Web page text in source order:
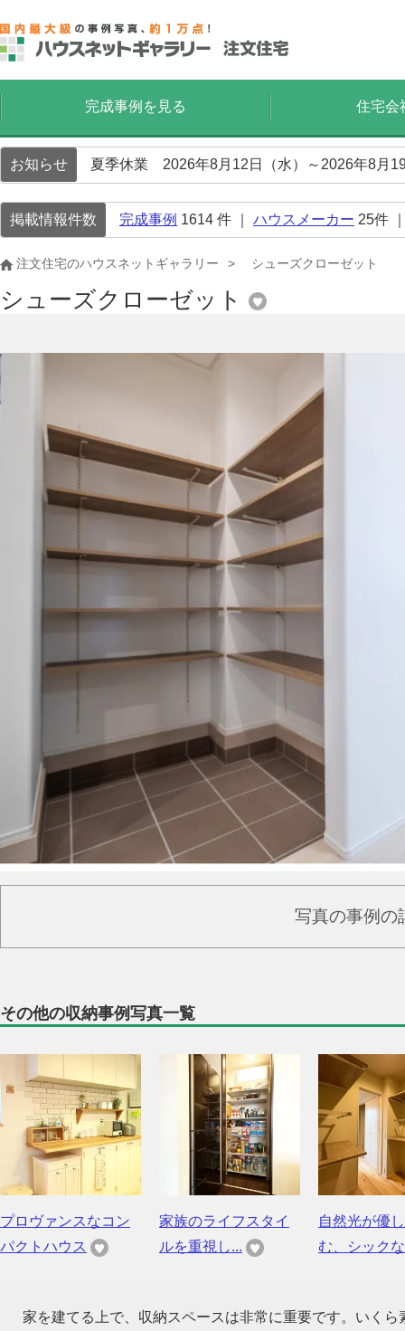
完成事例を見る 住宅会
お知らせ 夏季休業 2026年8月12日（水）～2026年8月
掲載情報件数 完成事例 1614 件 ｜ ハウスメーカー 25件
注文住宅のハウスネットギャラリー シューズクローゼット
シューズクローゼット
写真の事例の
その他の収納事例写真一覧
プロヴァンスなコン
パクトハウス
家族のライフスタイ
ルを重視し...
自然光が優
む、シック
家を建てる上で、収納スペースは非常に重要です。いく